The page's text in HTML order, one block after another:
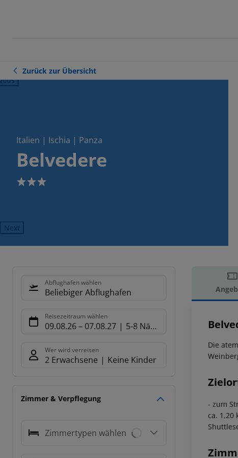
Zurück zur Übersicht
Italien | Ischia | Panza
Belvedere
3
Next
Abflughafen wählen
Beliebiger Abflughafen
Reisezeitraum wählen
09.08.26– 07.08.27 5-8 Nächte
Wer wird verreisen
2 Erwachsene Keine Kinder
Zimmer & Verpflegung
Zimmertypen wählen
Die
- zum
ca. 1,20